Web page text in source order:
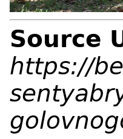
Source
https://